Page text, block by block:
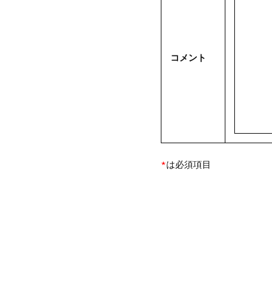
コメント
*は必須項目